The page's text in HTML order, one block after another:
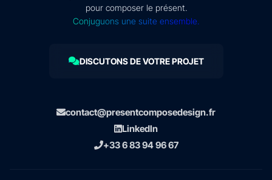
pour composer le présent.
Conjuguons une suite ensemble.
DISCUTONS DE VOTRE PROJET
contact@presentcomposedesign.fr
LinkedIn
+33 6 83 94 96 67